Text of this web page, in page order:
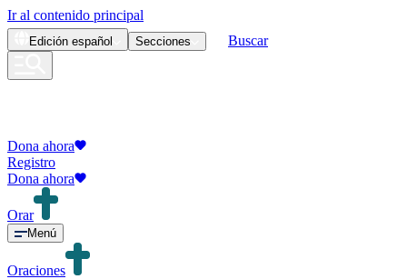
Ir al contenido principal
Edición español Secciones Buscar
Dona ahora
Registro
Dona ahora
Orar
Menú
Oraciones